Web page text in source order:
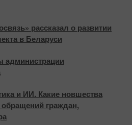
рассказал о развитии
в Беларуси
администрации
и ИИ. Какие новшества
граждан,